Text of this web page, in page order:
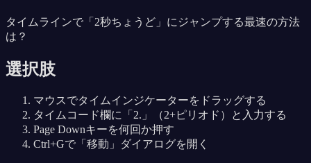
タイムラインで「2秒ちょうど」にジャンプする最速の方法
は？
選択肢
マウスでタイムインジケーターをドラッグする
タイムコード欄に「2.」（2+ピリオド）と入力する
Page Downキーを何回か押す
Ctrl+Gで「移動」ダイアログを開く